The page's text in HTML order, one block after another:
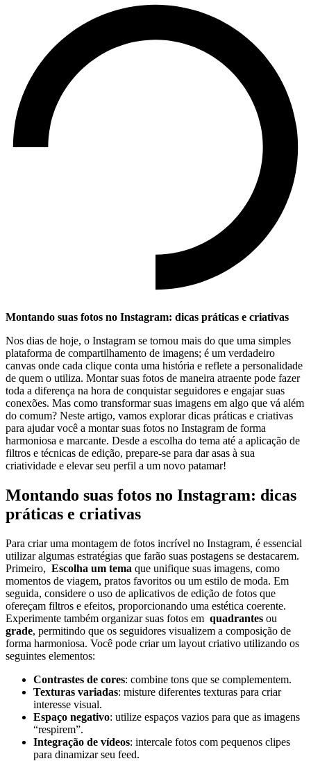
Montando suas fotos⁢ no⁣ Instagram: dicas⁢ práticas e criativas
Nos dias de hoje,⁢ o Instagram se ‌tornou mais do‍ que uma simples‌
plataforma ​de compartilhamento de imagens; ⁣é ⁤um⁢ verdadeiro
canvas onde cada clique conta uma história e ‍reflete a personalidade
‍de‌ quem o utiliza. Montar⁢ suas fotos de maneira atraente⁤ pode ‌fazer
toda ‍a diferença na hora de ‌conquistar seguidores⁣ e‌ engajar ⁤suas
conexões. Mas como ‍transformar suas‍ imagens em algo que vá além⁤
do comum? Neste artigo,⁢ vamos‍ explorar dicas​ práticas ⁣e criativas‍
para ajudar⁤ você ⁤a montar suas fotos no Instagram de forma
harmoniosa e marcante. Desde a escolha do⁢ tema até a ​aplicação de
filtros e técnicas de edição, prepare-se para dar asas à sua
⁤criatividade e elevar seu perfil a um novo patamar!
Montando ​suas fotos no Instagram: dicas
práticas‍ e criativas
Para criar uma‍ montagem de​ fotos incrível no ⁢Instagram, é​ essencial
utilizar algumas estratégias que farão ​suas postagens se destacarem.
Primeiro, ‌ Escolha um⁢ tema que unifique suas ‌imagens,⁤ como
momentos de⁢ viagem, pratos‌ favoritos ou um estilo de moda. Em​
seguida, considere o uso de aplicativos de edição de fotos ‍que⁤
ofereçam filtros e efeitos, proporcionando uma estética coerente.‌
Experimente também organizar suas fotos‍ em ​ quadrantes ‍ou
grade, permitindo que ​os seguidores visualizem a composição de
forma harmoniosa. Você pode‌ criar um layout criativo utilizando os⁢
seguintes elementos:
Contrastes‌ de ​cores: combine tons que se complementem.
Texturas ‍variadas: misture ⁤diferentes texturas para criar‍
interesse visual.
Espaço negativo:⁣ utilize espaços vazios para que as imagens
“respirem”.
Integração de ​vídeos: intercale fotos ‌com pequenos clipes
para dinamizar​ seu ⁢feed.